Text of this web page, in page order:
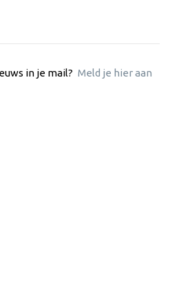
in je mail? Meld je hier aan